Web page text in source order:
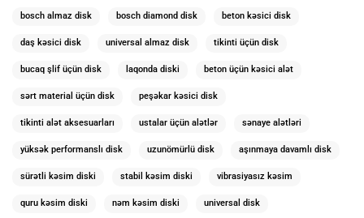
bosch almaz disk bosch diamond disk beton kəsici disk
daş kəsici disk universal almaz disk tikinti üçün disk
bucaq şlif üçün disk laqonda diski beton üçün kəsici alət
sərt material üçün disk peşəkar kəsici disk
tikinti alət aksesuarları ustalar üçün alətlər sənaye alətləri
yüksək performanslı disk uzunömürlü disk aşınmaya davamlı disk
sürətli kəsim diski stabil kəsim diski vibrasiyasız kəsim
quru kəsim diski nəm kəsim diski universal disk